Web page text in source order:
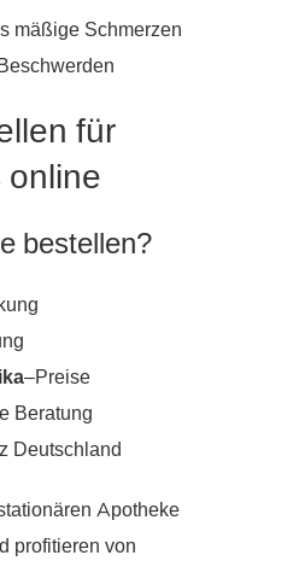
mäßige Schmerzen
für
online
bestellen?
–Preise
Beratung
Deutschland
Apotheke
profitieren von